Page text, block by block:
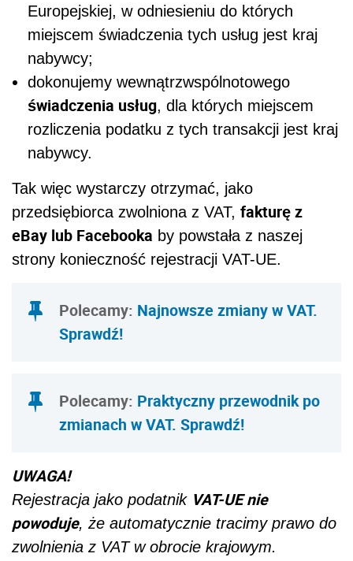
Europejskiej, w odniesieniu do których
miejscem świadczenia tych usług jest kraj
nabywcy;
dokonujemy wewnątrzwspólnotowego
świadczenia usług, dla których miejscem
rozliczenia podatku z tych transakcji jest kraj
nabywcy.
Tak więc wystarczy otrzymać, jako
przedsiębiorca zwolniona z VAT, fakturę z
eBay lub Facebooka by powstała z naszej
strony konieczność rejestracji VAT-UE.
Polecamy: Najnowsze zmiany w VAT.
Sprawdź!
Polecamy: Praktyczny przewodnik po
zmianach w VAT. Sprawdź!
UWAGA!
Rejestracja jako podatnik VAT-UE nie
powoduje, że automatycznie tracimy prawo do
zwolnienia z VAT w obrocie krajowym.